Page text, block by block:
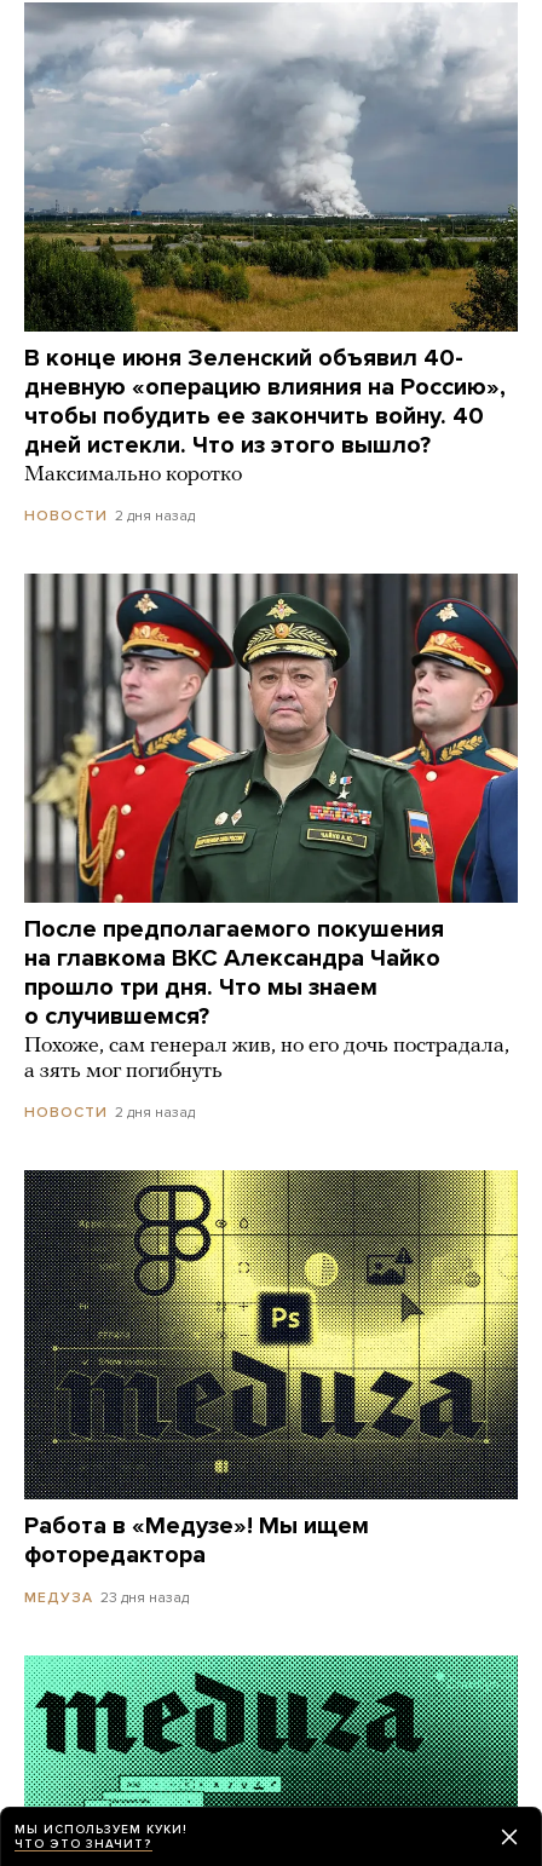
В конце июня Зеленский объявил 40-
дневную «операцию влияния на Россию»,
чтобы побудить ее закончить войну. 40
дней истекли. Что из этого вышло?
Максимально коротко
НОВОСТИ 2 дня назад
После предполагаемого покушения
на главкома ВКС Александра Чайко
прошло три дня. Что мы знаем
о случившемся?
Похоже, сам генерал жив, но его дочь пострадала,
а зять мог погибнуть
НОВОСТИ 2 дня назад
Работа в «Медузе»! Мы ищем
фоторедактора
МЕДУЗА 23 дня назад
МЫ ИСПОЛЬЗУЕМ КУКИ!
ЧТО ЭТО ЗНАЧИТ?